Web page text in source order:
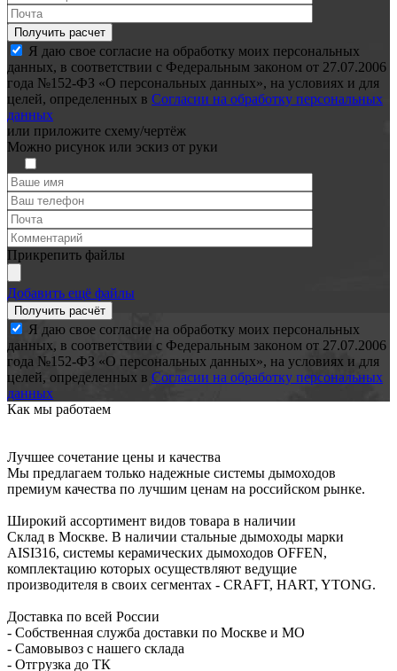
Я даю свое согласие на обработку моих персональных
данных, в соответствии с Федеральным законом от 27.07.2006
года №152-ФЗ «О персональных данных», на условиях и для
целей, определенных в Согласии на обработку персональных
данных
или приложите схему/чертёж
Можно рисунок или эскиз от руки
Прикрепить файлы
Добавить ещё файлы
Я даю свое согласие на обработку моих персональных
данных, в соответствии с Федеральным законом от 27.07.2006
года №152-ФЗ «О персональных данных», на условиях и для
целей, определенных в Согласии на обработку персональных
данных
Как мы работаем
Лучшее сочетание цены и качества
Мы предлагаем только надежные системы дымоходов
премиум качества по лучшим ценам на российском рынке.
Широкий ассортимент видов товара в наличии
Склад в Москве. В наличии стальные дымоходы марки
AISI316, системы керамических дымоходов OFFEN,
комплектацию которых осуществляют ведущие
производителя в своих сегментах - CRAFT, HART, YTONG.
Доставка по всей России
- Собственная служба доставки по Москве и МО
- Самовывоз с нашего склада
- Отгрузка до ТК